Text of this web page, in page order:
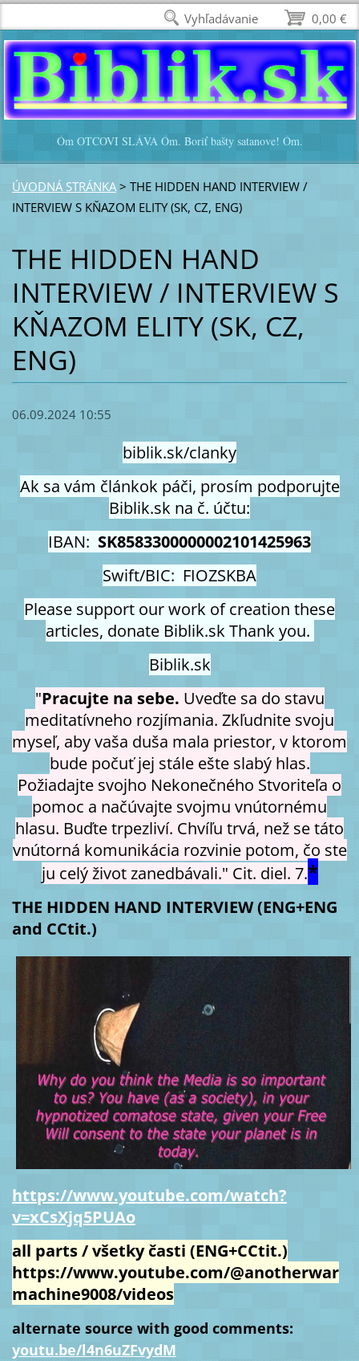
Óm OTCOVI SLÁVA Óm. Boriť bašty satanove! Óm.
ÚVODNÁ STRÁNKA > THE HIDDEN HAND INTERVIEW /
INTERVIEW S KŇAZOM ELITY (SK, CZ, ENG)
THE HIDDEN HAND
INTERVIEW / INTERVIEW S
KŇAZOM ELITY (SK, CZ,
ENG)
06.09.2024 10:55
biblik.sk/clanky
Ak sa vám článkok páči, prosím podporujte
Biblik.sk na č. účtu:
IBAN: SK8583300000002101425963
Swift/BIC: FIOZSKBA
Please support our work of creation these
articles, donate Biblik.sk Thank you.
Biblik.sk
"Pracujte na sebe. Uveďte sa do stavu
meditatívneho rozjímania. Zkľudnite svoju
myseľ, aby vaša duša mala priestor, v ktorom
bude počuť jej stále ešte slabý hlas.
Požiadajte svojho Nekonečného Stvoriteľa o
pomoc a načúvajte svojmu vnútornému
hlasu. Buďte trpezliví. Chvíľu trvá, než se táto
vnútorná komunikácia rozvinie potom, čo ste
ju celý život zanedbávali." Cit. diel. 7.*
THE HIDDEN HAND INTERVIEW (ENG+ENG
and CCtit.)
https://www.youtube.com/watch?
v=xCsXjq5PUAo
all parts / všetky časti (ENG+CCtit.)
https://www.youtube.com/@anotherwar
machine9008/videos
alternate source with good comments:
youtu.be/l4n6uZFvydM
0,00 €
Vyhľadávanie